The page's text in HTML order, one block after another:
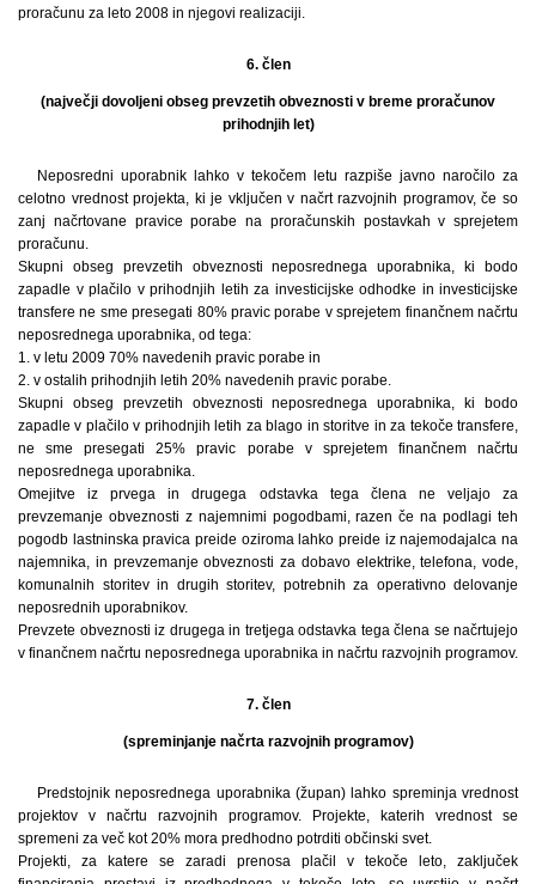
proračunu za leto 2008 in njegovi realizaciji.
6. člen
(največji dovoljeni obseg prevzetih obveznosti v breme proračunov
prihodnjih let)
Neposredni uporabnik lahko v tekočem letu razpiše javno naročilo za
celotno vrednost projekta, ki je vključen v načrt razvojnih programov, če so
zanj načrtovane pravice porabe na proračunskih postavkah v sprejetem
proračunu.
Skupni obseg prevzetih obveznosti neposrednega uporabnika, ki bodo
zapadle v plačilo v prihodnjih letih za investicijske odhodke in investicijske
transfere ne sme presegati 80% pravic porabe v sprejetem finančnem načrtu
neposrednega uporabnika, od tega:
1. v letu 2009 70% navedenih pravic porabe in
2. v ostalih prihodnjih letih 20% navedenih pravic porabe.
Skupni obseg prevzetih obveznosti neposrednega uporabnika, ki bodo
zapadle v plačilo v prihodnjih letih za blago in storitve in za tekoče transfere,
ne sme presegati 25% pravic porabe v sprejetem finančnem načrtu
neposrednega uporabnika.
Omejitve iz prvega in drugega odstavka tega člena ne veljajo za
prevzemanje obveznosti z najemnimi pogodbami, razen če na podlagi teh
pogodb lastninska pravica preide oziroma lahko preide iz najemodajalca na
najemnika, in prevzemanje obveznosti za dobavo elektrike, telefona, vode,
komunalnih storitev in drugih storitev, potrebnih za operativno delovanje
neposrednih uporabnikov.
Prevzete obveznosti iz drugega in tretjega odstavka tega člena se načrtujejo
v finančnem načrtu neposrednega uporabnika in načrtu razvojnih programov.
7. člen
(spreminjanje načrta razvojnih programov)
Predstojnik neposrednega uporabnika (župan) lahko spreminja vrednost
projektov v načrtu razvojnih programov. Projekte, katerih vrednost se
spremeni za več kot 20% mora predhodno potrditi občinski svet.
Projekti, za katere se zaradi prenosa plačil v tekoče leto, zaključek